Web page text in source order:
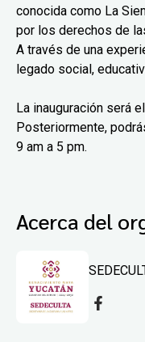
conocida como La
por los derechos de
A través de una
legado social,
La inauguración será
Posteriormente,
9 am a 5 pm.
Acerca del